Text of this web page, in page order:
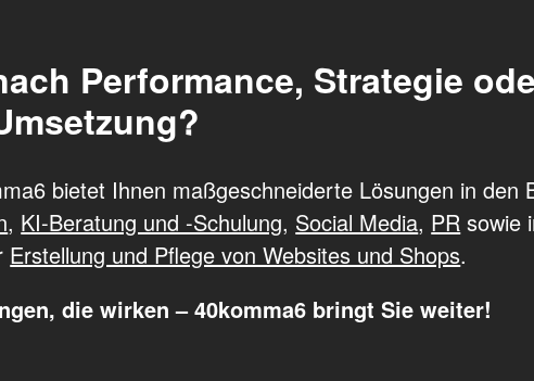
Performance, Strategie
bietet Ihnen maßgeschneiderte Lösungen in den
, KI-Beratung und -Schulung, Social Media, PR sowie
Erstellung und Pflege von Websites und Shops.
die wirken – 40komma6 bringt Sie weiter!